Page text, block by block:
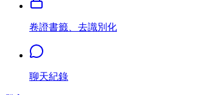
卷證書籤、去識別化
聊天紀錄